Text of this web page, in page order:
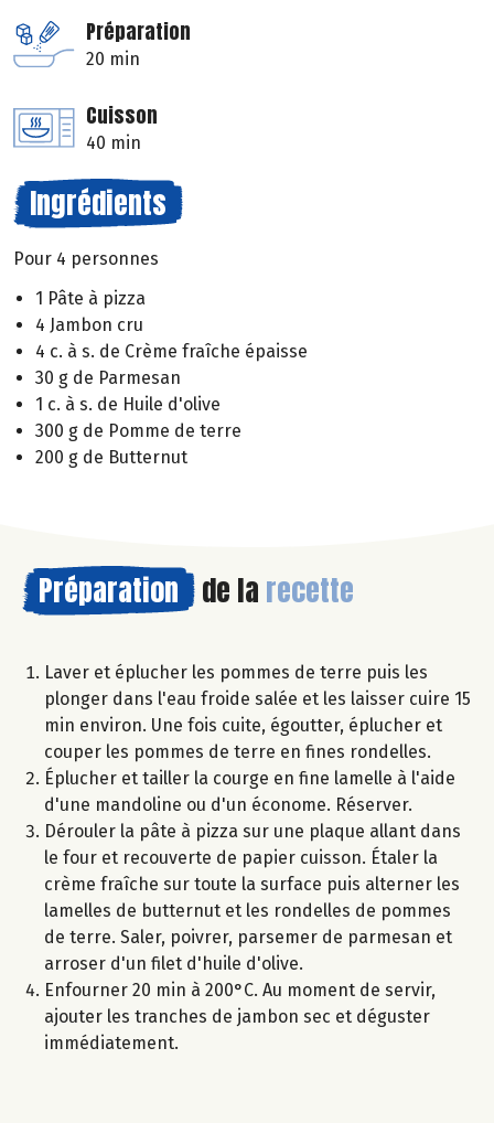
Préparation
20 min
Cuisson
40 min
Ingrédients
Pour 4 personnes
1 Pâte à pizza
4 Jambon cru
4 c. à s. de Crème fraîche épaisse
30 g de Parmesan
1 c. à s. de Huile d'olive
300 g de Pomme de terre
200 g de Butternut
Préparation de la recette
Laver et éplucher les pommes de terre puis les
plonger dans l'eau froide salée et les laisser cuire 15
min environ. Une fois cuite, égoutter, éplucher et
couper les pommes de terre en fines rondelles.
Éplucher et tailler la courge en fine lamelle à l'aide
d'une mandoline ou d'un économe. Réserver.
Dérouler la pâte à pizza sur une plaque allant dans
le four et recouverte de papier cuisson. Étaler la
crème fraîche sur toute la surface puis alterner les
lamelles de butternut et les rondelles de pommes
de terre. Saler, poivrer, parsemer de parmesan et
arroser d'un filet d'huile d'olive.
Enfourner 20 min à 200°C. Au moment de servir,
ajouter les tranches de jambon sec et déguster
immédiatement.